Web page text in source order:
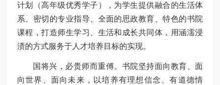
计划（高年级优秀学子），为学生提供融合的生活体
系、密切的专业指导、全面的思政教育、特色的书院
课程，打造师生学习、生活和成长共同体，用涵濡浸
渍的方式服务于人才培养目标的实现。
国将兴，必贵师而重傅。书院坚持面向教育、面
向世界、面向未来，以培养有理想信念、有道德情